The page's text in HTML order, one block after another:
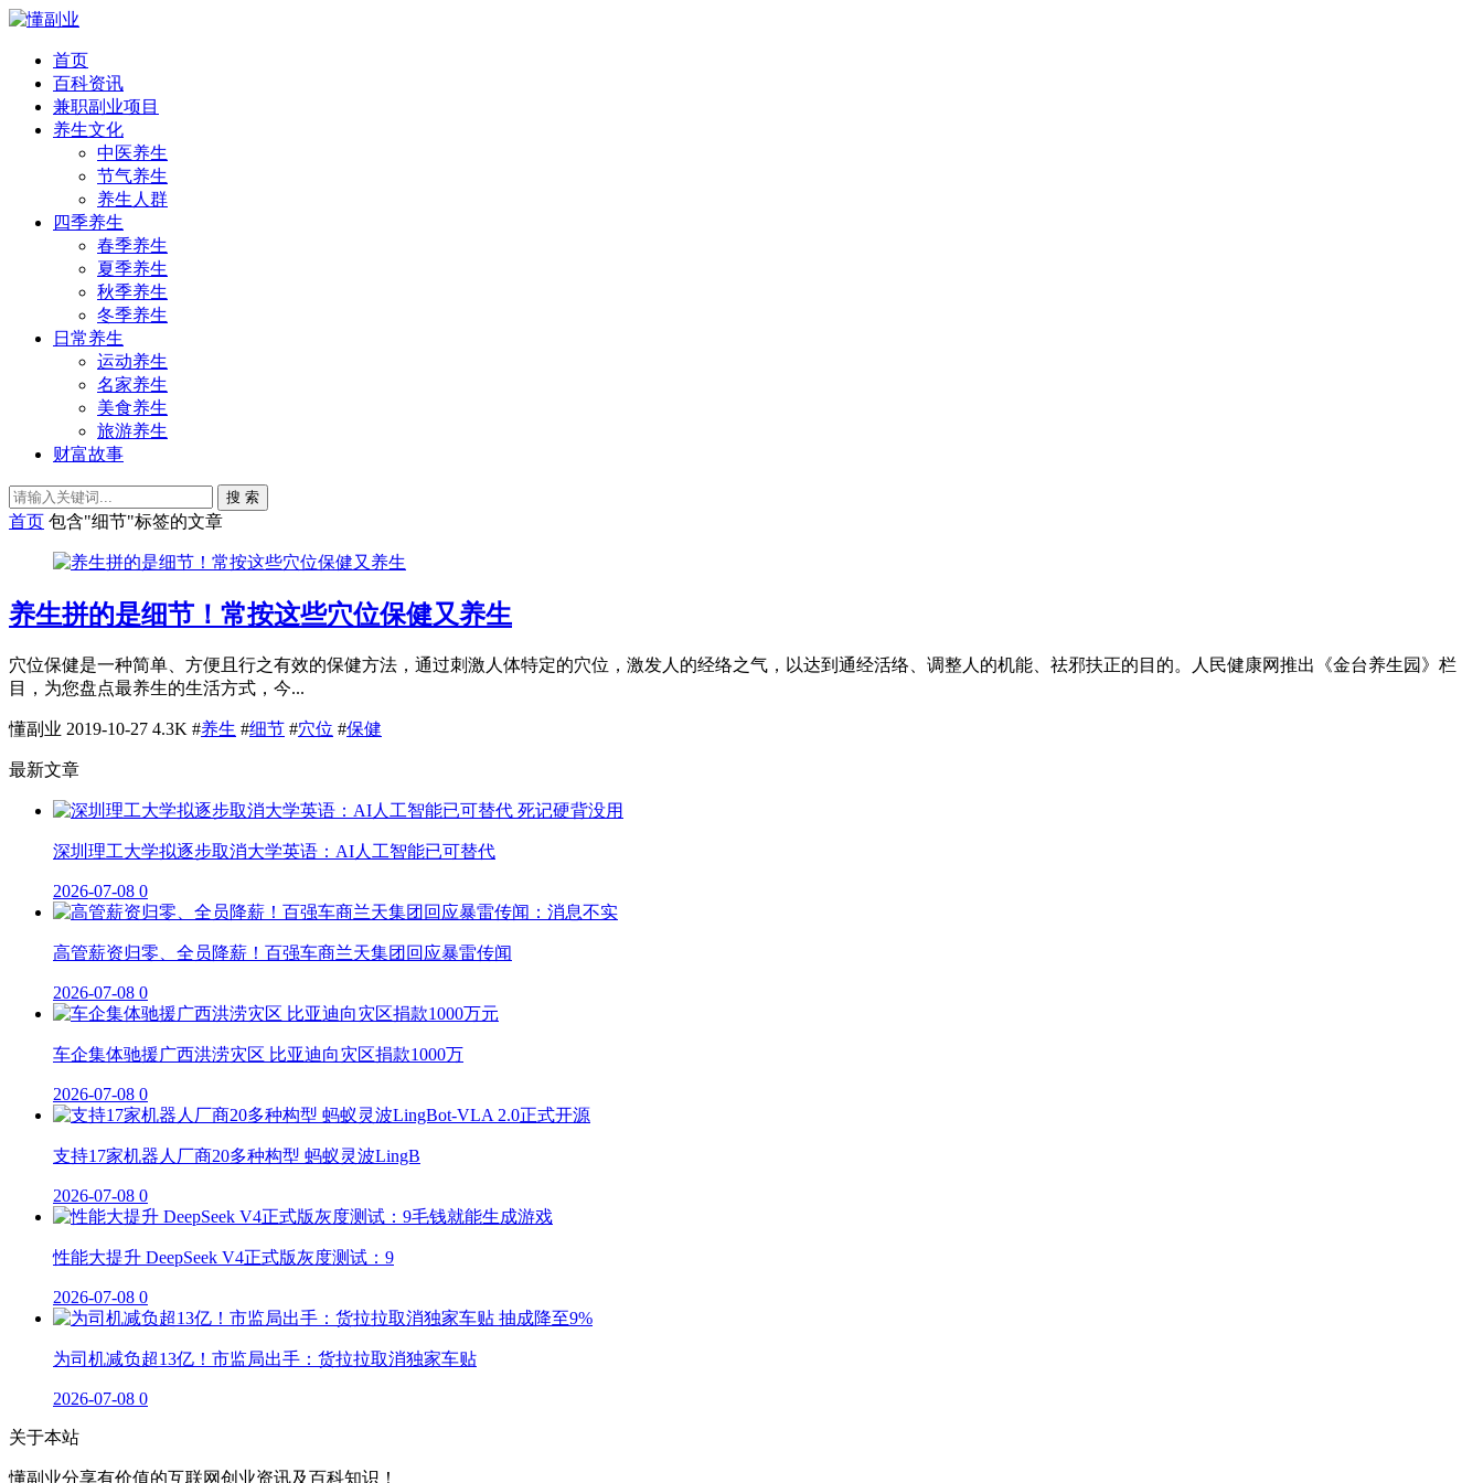
首页
百科资讯
兼职副业项目
养生文化
中医养生
节气养生
养生人群
四季养生
春季养生
夏季养生
秋季养生
冬季养生
日常养生
运动养生
名家养生
美食养生
旅游养生
财富故事
搜 索
首页 包含"细节"标签的文章
养生拼的是细节！常按这些穴位保健又养生
穴位保健是一种简单、方便且行之有效的保健方法，通过刺激人体特定的穴位，激发人的经络之气，以达到通经活络、调整人的机能、祛邪扶正的目的。人民健康网推出《金台养生园》栏
目，为您盘点最养生的生活方式，今...
懂副业 2019-10-27 4.3K #养生 #细节 #穴位 #保健
最新文章
深圳理工大学拟逐步取消大学英语：AI人工智能已可替代
2026-07-08 0
高管薪资归零、全员降薪！百强车商兰天集团回应暴雷传闻
2026-07-08 0
车企集体驰援广西洪涝灾区 比亚迪向灾区捐款1000万
2026-07-08 0
支持17家机器人厂商20多种构型 蚂蚁灵波LingB
2026-07-08 0
性能大提升 DeepSeek V4正式版灰度测试：9
2026-07-08 0
为司机减负超13亿！市监局出手：货拉拉取消独家车贴
2026-07-08 0
关于本站
懂副业分享有价值的互联网创业资讯及百科知识！